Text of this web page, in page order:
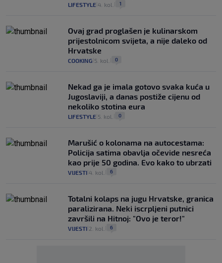
LIFESTYLE 4. kol. 1
Ovaj grad proglašen je kulinarskom
prijestolnicom svijeta, a nije daleko od
Hrvatske
COOKING 5. kol. 0
Nekad ga je imala gotovo svaka kuća u
Jugoslaviji, a danas postiže cijenu od
nekoliko stotina eura
LIFESTYLE 5. kol. 0
Marušić o kolonama na autocestama:
Policija satima obavlja očevide nesreća
kao prije 50 godina. Evo kako to ubrzati
VIJESTI 4. kol. 6
Totalni kolaps na jugu Hrvatske, granica
paralizirana. Neki iscrpljeni putnici
završili na Hitnoj: "Ovo je teror!"
VIJESTI 2. kol. 6